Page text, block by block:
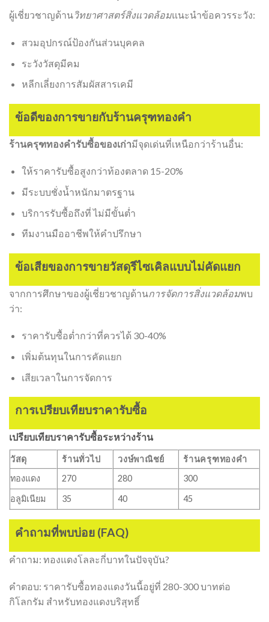
ผู้เชี่ยวชาญด้านวิทยาศาสตร์สิ่งแวดล้อมแนะนำข้อควรระวัง:
สวมอุปกรณ์ป้องกันส่วนบุคคล
ระวังวัสดุมีคม
หลีกเลี่ยงการสัมผัสสารเคมี
ข้อดีของการขายกับร้านครุฑทองคำ
ร้านครุฑทองคำรับซื้อของเก่ามีจุดเด่นที่เหนือกว่าร้านอื่น:
ให้ราคารับซื้อสูงกว่าท้องตลาด 15-20%
มีระบบชั่งน้ำหนักมาตรฐาน
บริการรับซื้อถึงที่ ไม่มีขั้นต่ำ
ทีมงานมืออาชีพให้คำปรึกษา
ข้อเสียของการขายวัสดุรีไซเคิลแบบไม่คัดแยก
จากการศึกษาของผู้เชี่ยวชาญด้านการจัดการสิ่งแวดล้อมพบ
ว่า:
ราคารับซื้อต่ำกว่าที่ควรได้ 30-40%
เพิ่มต้นทุนในการคัดแยก
เสียเวลาในการจัดการ
การเปรียบเทียบราคารับซื้อ
เปรียบเทียบราคารับซื้อระหว่างร้าน
วัสดุ ร้านทั่วไป วงษ์พาณิชย์
ร้านครุฑทองคำ
ทองแดง
270 280
300
อลูมิเนียม
35 40 45
คำถามที่พบบ่อย (FAQ)
คำถาม: ทองแดงโลละกี่บาทในปัจจุบัน?
คำตอบ: ราคารับซื้อทองแดงวันนี้อยู่ที่ 280-300 บาทต่อ
กิโลกรัม สำหรับทองแดงบริสุทธิ์